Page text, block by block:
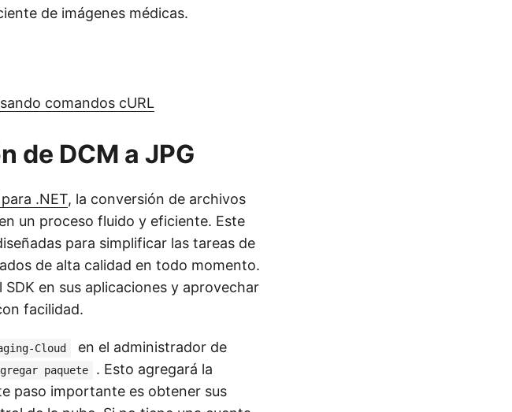
de imágenes médicas.
comandos cURL
de DCM a JPG
.NET, la conversión de archivos
un proceso fluido y eficiente. Este
para simplificar las tareas de
de alta calidad en todo momento.
en sus aplicaciones y aprovechar
facilidad.
Cloud
en el administrador de
paquete
. Esto agregará la
paso importante es obtener sus